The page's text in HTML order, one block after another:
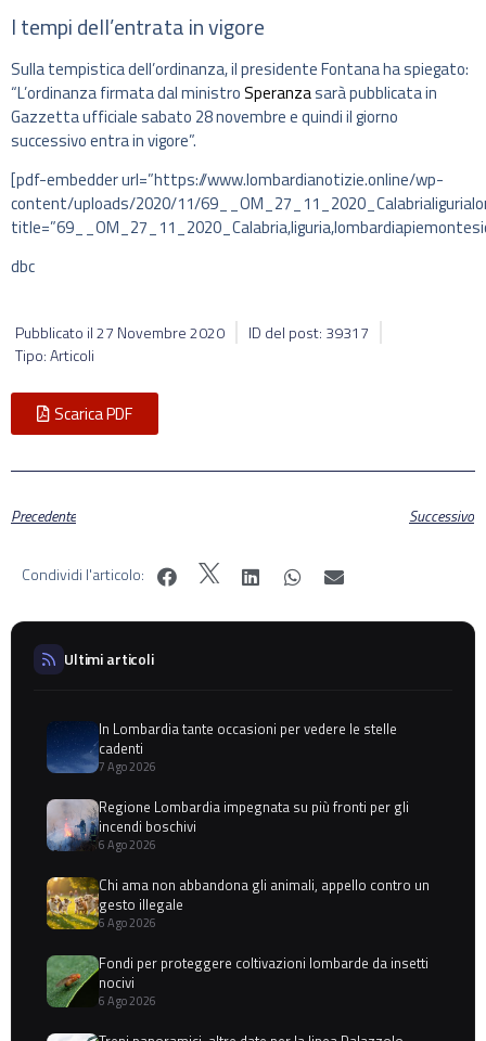
I tempi dell’entrata in vigore
Sulla tempistica dell’ordinanza, il presidente Fontana ha spiegato:
“L’ordinanza firmata dal ministroSperanzasarà pubblicata in
Gazzetta ufficiale sabato 28 novembre e quindi il giorno
successivo entra in vigore”.
[pdf-embedder url=”https://www.lombardianotizie.online/wp-
content/uploads/2020/11/
dbc
Pubblicato il27 Novembre 2020
ID del post: 39317
Tipo: Articoli
Scarica PDF
Precedente Successivo
Condividi l'articolo:
Ultimi articoli
In Lombardia tante occasioni per vedere le stelle
cadenti
7 Ago 2026
Regione Lombardia impegnata su più fronti per gli
incendi boschivi
6 Ago 2026
Chi ama non abbandona gli animali, appello contro un
gesto illegale
6 Ago 2026
Fondi per proteggere coltivazioni lombarde da insetti
nocivi
6 Ago 2026